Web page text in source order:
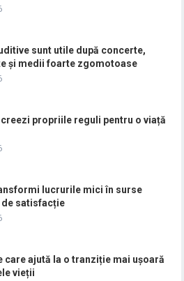
sunt utile după concerte,
și medii foarte zgomotoase
propriile reguli pentru o viață
lucrurile mici în surse
satisfacție
care ajută la o tranziție mai ușoară
vieții